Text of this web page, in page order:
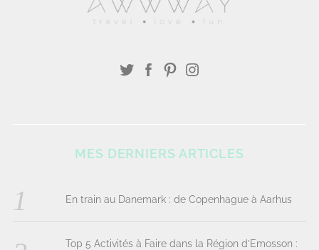
MES DERNIERS ARTICLES
En train au Danemark : de Copenhague à Aarhus
Top 5 Activités à Faire dans la Région d’Emosson :